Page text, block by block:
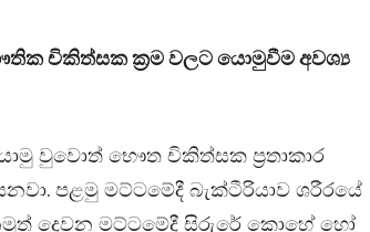
චිකිත්සක ක්‍රම වලට යොමුවීම අවශ්‍ය
වුවොත් භෞත චිකිත්සක ප්‍රතාකාර
පළමු මට්ටමේදී බැක්ටීරියාව ශරීරයේ
දෙවන මට්ටමේදී සිරුරේ කොහේ හෝ